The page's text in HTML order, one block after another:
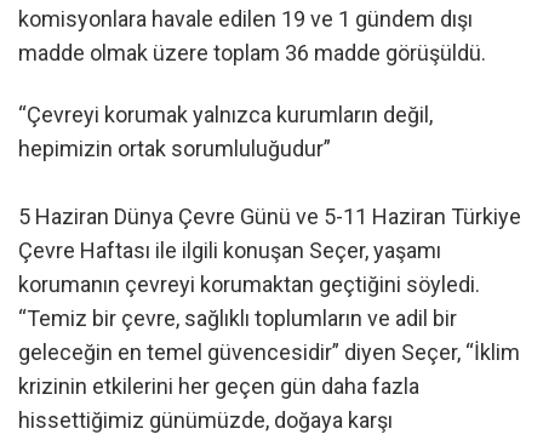
komisyonlara havale edilen 19 ve 1 gündem dışı
madde olmak üzere toplam 36 madde görüşüldü.
“Çevreyi korumak yalnızca kurumların değil,
hepimizin ortak sorumluluğudur”
5 Haziran Dünya Çevre Günü ve 5-11 Haziran Türkiye
Çevre Haftası ile ilgili konuşan Seçer, yaşamı
korumanın çevreyi korumaktan geçtiğini söyledi.
“Temiz bir çevre, sağlıklı toplumların ve adil bir
geleceğin en temel güvencesidir” diyen Seçer, “İklim
krizinin etkilerini her geçen gün daha fazla
hissettiğimiz günümüzde, doğaya karşı